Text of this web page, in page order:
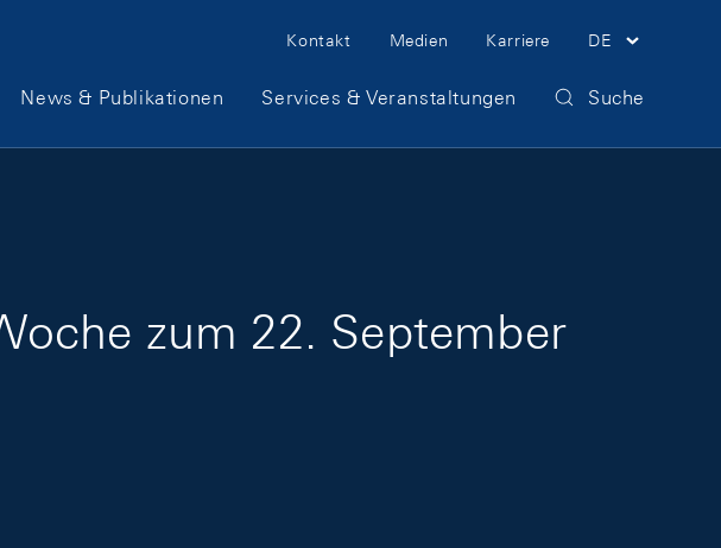
Meta Navigation
Kontakt Medien Karriere DE
News & Publikationen Services & Veranstaltungen Suche
zum 22. September